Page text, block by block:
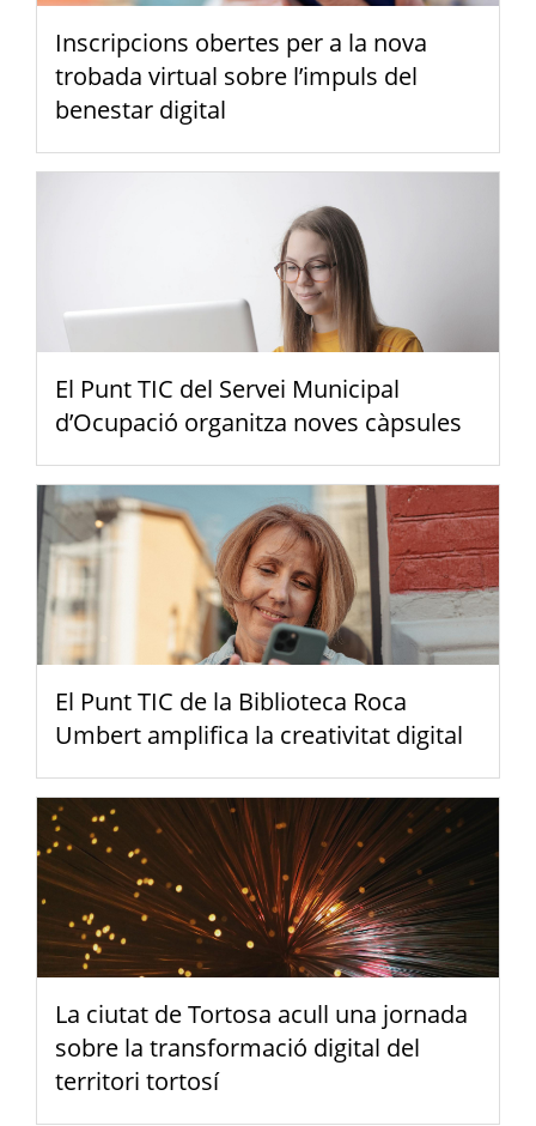
Inscripcions obertes per a la nova
trobada virtual sobre l’impuls del
benestar digital
El Punt TIC del Servei Municipal
d’Ocupació organitza noves càpsules
El Punt TIC de la Biblioteca Roca
Umbert amplifica la creativitat digital
La ciutat de Tortosa acull una jornada
sobre la transformació digital del
territori tortosí